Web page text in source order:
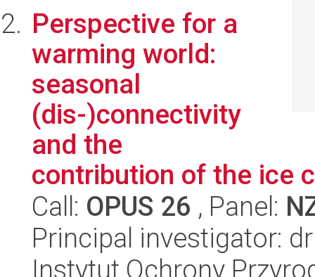
Perspective for a
warming world:
seasonal
(dis-)connectivity
and the
contribution of the ice
Call: OPUS 26 , Panel:
Principal investigator:
Instytut Ochrony